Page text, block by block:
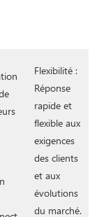
Flexibilité :
Réponse
rapide et
flexible aux
exigences
des clients
et aux
évolutions
du marché.